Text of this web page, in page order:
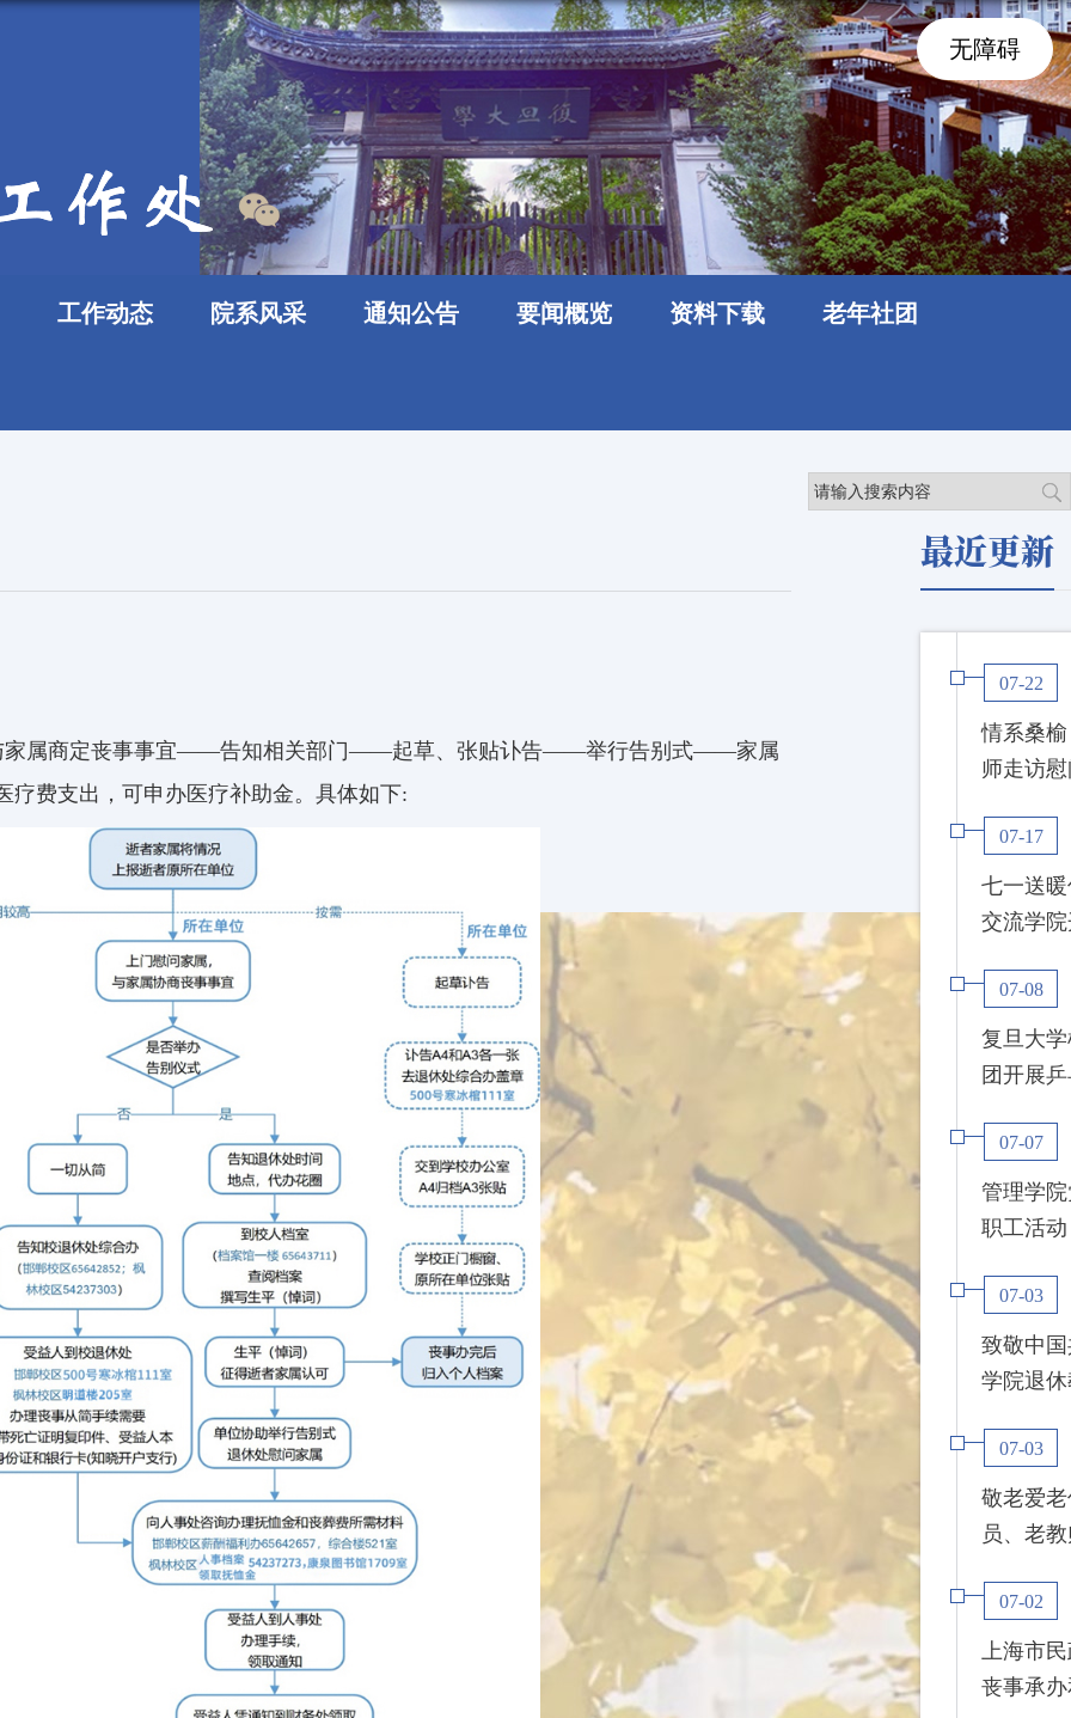
无障碍
工作动态 院系风采 通知公告 要闻概览 资料下载 老年社团
属商定丧事事宜——告知相关部门——起草、张贴讣告——举行告别式——家属
疗费支出，可申办医疗补助金。具体如下:
最近更新
07-22
情系桑
师走访
07-17
七一送
交流学
07-08
复旦大
团开展
07-07
管理学
职工活动
07-03
致敬中
学院退
07-03
敬老爱
员、老
07-02
上海市
丧事承